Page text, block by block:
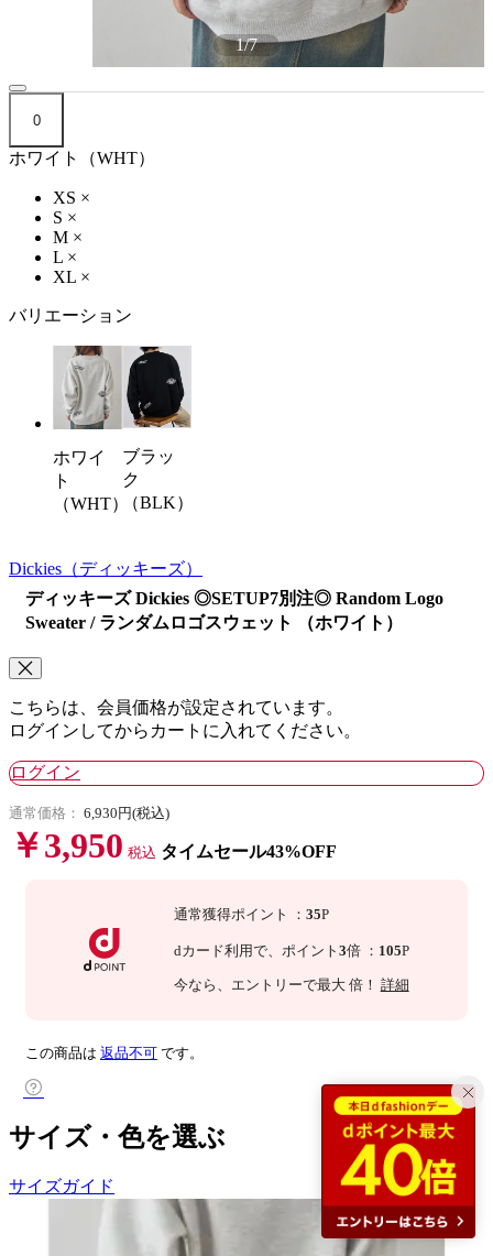
1/7
0
ホワイト（WHT）
XS ×
S ×
M ×
L ×
XL ×
バリエーション
ホワイ
ト
（WHT）
ブラッ
ク
（BLK）
Dickies （ディッキーズ）
ディッキーズ Dickies ◎SETUP7別注◎ Random Logo
Sweater / ランダムロゴスウェット （ホワイト）
こちらは、会員価格が設定されています。
ログインしてからカートに入れてください。
ログイン
通常価格： 6,930円(税込)
￥3,950 税込 タイムセール43%OFF
通常獲得ポイント ： 35P
dカード利用で、 ポイント 3倍 ： 105P
今なら 、エントリーで最大 倍！ 詳細
この商品は 返品不可 です。
サイズ・色を選ぶ
サイズガイド